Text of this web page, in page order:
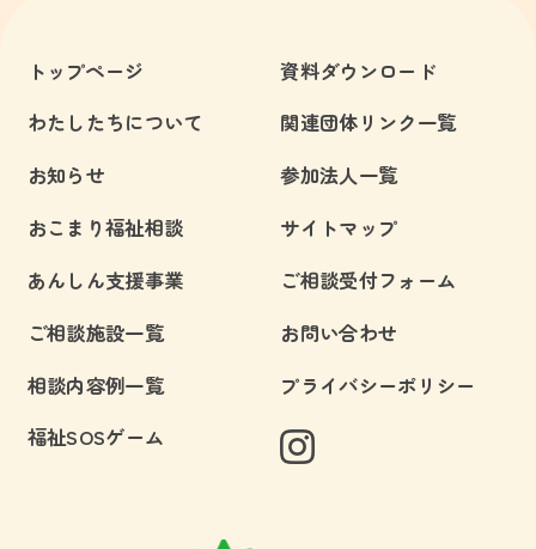
トップページ
わたしたちについて
お知らせ
おこまり福祉相談
あんしん支援事業
ご相談施設一覧
相談内容例一覧
福祉SOSゲーム
資料ダウンロード
関連団体リンク一覧
参加法人一覧
サイトマップ
ご相談受付フォーム
お問い合わせ
プライバシーポリシー